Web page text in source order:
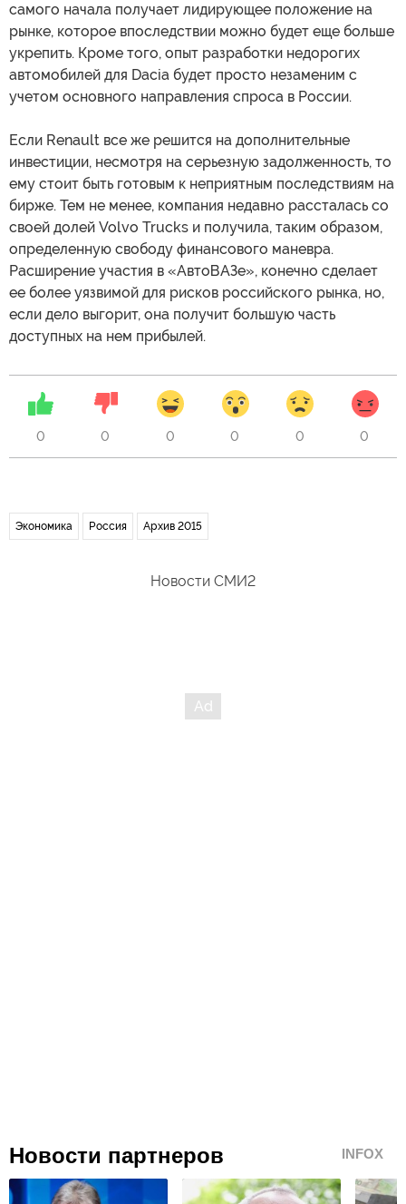
самого начала получает лидирующее положение на
рынке, которое впоследствии можно будет еще больше
укрепить. Кроме того, опыт разработки недорогих
автомобилей для Dacia будет просто незаменим с
учетом основного направления спроса в России.
Если Renault все же решится на дополнительные
инвестиции, несмотря на серьезную задолженность, то
ему стоит быть готовым к неприятным последствиям на
бирже. Тем не менее, компания недавно рассталась со
своей долей Volvo Trucks и получила, таким образом,
определенную свободу финансового маневра.
Расширение участия в «АвтоВАЗе», конечно сделает
ее более уязвимой для рисков российского рынка, но,
если дело выгорит, она получит большую часть
доступных на нем прибылей.
0 0 0 0 0 0
Экономика Россия Архив 2015
Новости СМИ2
Новости партнеров INFOX